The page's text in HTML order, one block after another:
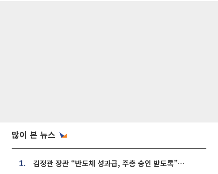
많이 본 뉴스
1. 김정관 장관 “반도체 성과급, 주총 승인 받도록”…상법·자본시장법 개정 시사